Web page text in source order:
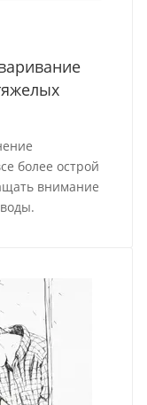
более острой
внимание